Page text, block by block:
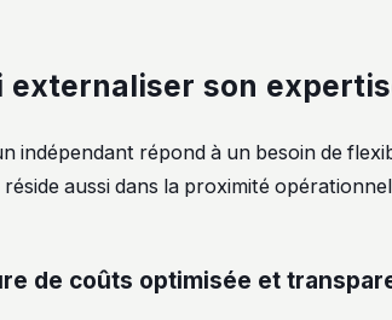
externaliser son
indépendant répond à un besoin de
aussi dans la proximité
de coûts optimisée et